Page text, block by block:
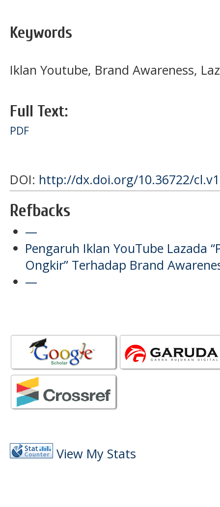
Keywords
Iklan Youtube, Brand Awareness,
Full Text:
PDF
DOI: http://dx.doi.org/10.36722/
Refbacks
—
Pengaruh Iklan YouTube Lazada
Ongkir” Terhadap Brand
—
View My Stats